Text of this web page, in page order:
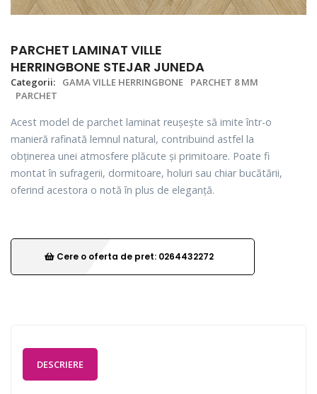
PARCHET LAMINAT VILLE
HERRINGBONE STEJAR JUNEDA
Categorii: GAMA VILLE HERRINGBONE
PARCHET 8 MM
PARCHET
Acest model de parchet laminat reușește să imite într-o
manieră rafinată lemnul natural, contribuind astfel la
obținerea unei atmosfere plăcute și primitoare. Poate fi
montat în sufragerii, dormitoare, holuri sau chiar bucătării,
oferind acestora o notă în plus de eleganță.
Cere o oferta de pret: 0264432272
DESCRIERE